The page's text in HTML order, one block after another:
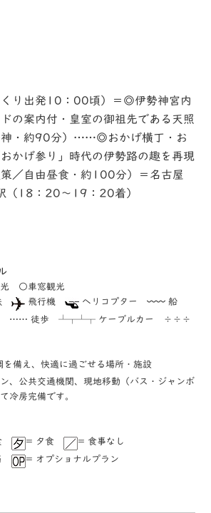
くり出発10：00頃）＝◎伊勢神宮内
の案内付・皇室の御祖先である天照
神・約90分）……◎おかげ横丁・お
かげ参り」時代の伊勢路の趣を再現
策／自由昼食・約100分）＝名古屋
（18：20〜19：20着）
○車窓観光
飛行機
ヘリコプター 〰〰 船
ー …… 徒歩 ┴┬┴┬ ケーブルカー ÷÷÷
を備え、快適に過ごせる場所・施設
、公共交通機関、現地移動（バス・ジャンボ
冷房完備です。
= 夕食
= 食事なし
= オプショナルプラン